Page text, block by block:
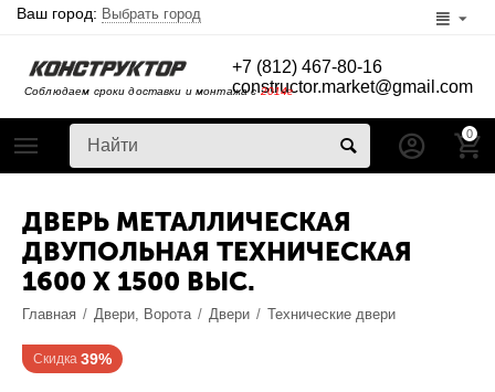
Ваш город: Выбрать город
Соблюдаем сроки доставки и монтажа с2014г
+7 (812) 467-80-16
constructor.market@gmail.com
0
ДВЕРЬ МЕТАЛЛИЧЕСКАЯ
ДВУПОЛЬНАЯ ТЕХНИЧЕСКАЯ
1600 X 1500 ВЫС.
Главная / Двери, Ворота / Двери / Технические двери
Скидка 39%